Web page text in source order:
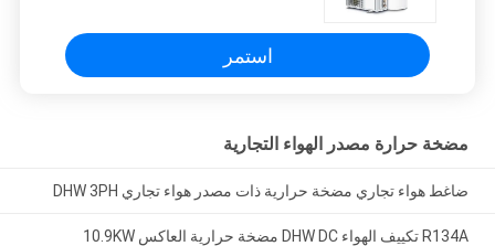
استمر
مضخة حرارة مصدر الهواء التجارية
ضاغط هواء تجاري مضخة حرارية ذات مصدر هواء تجاري DHW 3PH
R134A تكييف الهواء DHW DC مضخة حرارية العاكس 10.9KW